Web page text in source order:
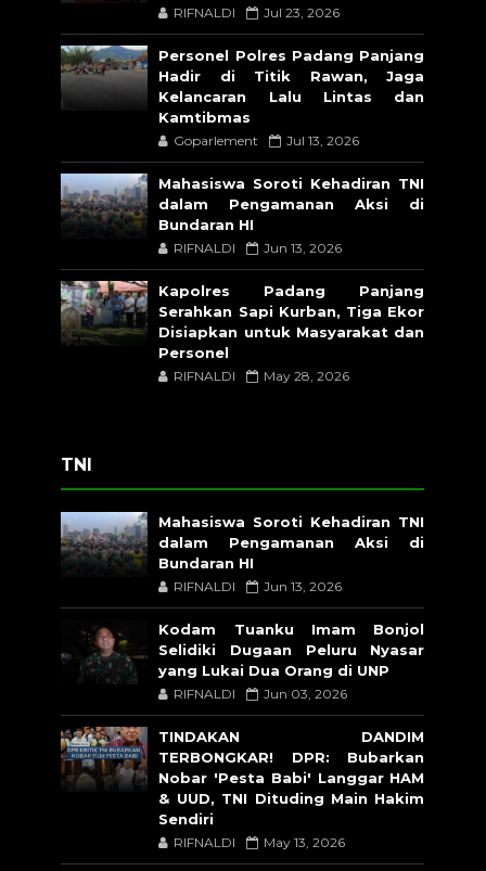
RIFNALDI Jul 23, 2026
Personel Polres Padang Panjang
Hadir di Titik Rawan, Jaga
Kelancaran Lalu Lintas dan
Kamtibmas
Goparlement Jul 13, 2026
Mahasiswa Soroti Kehadiran TNI
dalam Pengamanan Aksi di
Bundaran HI
RIFNALDI Jun 13, 2026
Kapolres Padang Panjang
Serahkan Sapi Kurban, Tiga Ekor
Disiapkan untuk Masyarakat dan
Personel
RIFNALDI May 28, 2026
TNI
Mahasiswa Soroti Kehadiran TNI
dalam Pengamanan Aksi di
Bundaran HI
RIFNALDI Jun 13, 2026
Kodam Tuanku Imam Bonjol
Selidiki Dugaan Peluru Nyasar
yang Lukai Dua Orang di UNP
RIFNALDI Jun 03, 2026
TINDAKAN DANDIM
TERBONGKAR! DPR: Bubarkan
Nobar 'Pesta Babi' Langgar HAM
& UUD, TNI Dituding Main Hakim
Sendiri
RIFNALDI May 13, 2026